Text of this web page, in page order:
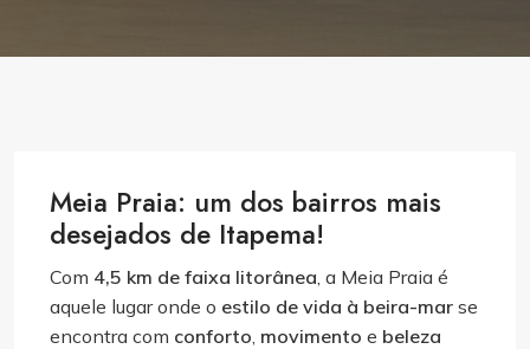
Meia Praia: um dos bairros mais
desejados de Itapema!
Com 4,5 km de faixa litorânea, a Meia Praia é
aquele lugar onde o estilo de vida à beira-mar se
encontra com conforto, movimento e beleza